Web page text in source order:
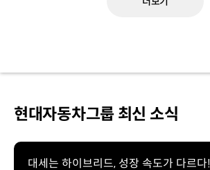
현대자동차그룹 최신 소식
대세는 하이브리드, 성장 속도가 다르다!